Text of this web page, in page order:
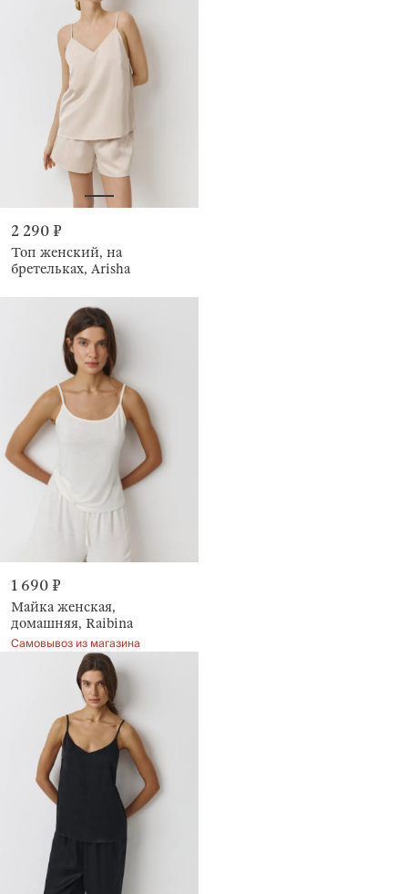
2 290 ₽
Топ женский, на
бретельках, Arisha
1 690 ₽
Майка женская,
домашняя, Raibina
Самовывоз из магазина